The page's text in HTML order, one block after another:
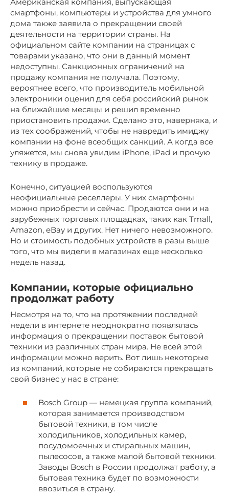
смартфоны, компьютеры и устройства для умного
дома также заявила о прекращении своей
деятельности на территории страны. На
официальном сайте компании на страницах с
товарами указано, что они в данный момент
недоступны. Санкционных ограничений на
продажу компания не получала. Поэтому,
вероятнее всего, что производитель мобильной
электроники оценил для себя российский рынок
на ближайшие месяцы и решил временно
приостановить продажи. Сделано это, наверняка, и
из тех соображений, чтобы не навредить имиджу
компании на фоне всеобщих санкций. А когда все
уляжется, мы снова увидим iPhone, iPad и прочую
технику в продаже.
Конечно, ситуацией воспользуются
неофициальные реселлеры. У них смартфоны
можно приобрести и сейчас. Продаются они и на
зарубежных торговых площадках, таких как Tmall,
Amazon, eBay и других. Нет ничего невозможного.
Но и стоимость подобных устройств в разы выше
того, что мы видели в магазинах еще несколько
недель назад.
Компании, которые официально
продолжат работу
Несмотря на то, что на протяжении последней
недели в интернете неоднократно появлялась
информация о прекращении поставок бытовой
техники из различных стран мира. Не всей этой
информации можно верить. Вот лишь некоторые
из компаний, которые не собираются прекращать
свой бизнес у нас в стране:
Bosch Group — немецкая группа компаний,
которая занимается производством
бытовой техники, в том числе
холодильников, холодильных камер,
посудомоечных и стиральных машин,
пылесосов, а также малой бытовой техники.
Заводы Bosch в России продолжат работу, а
бытовая техника будет по возможности
ввозиться в страну.